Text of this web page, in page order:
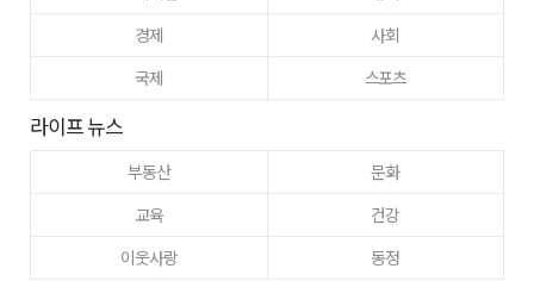
경제
사회
국제
스포츠
라이프 뉴스
부동산
문화
교육
건강
이웃사랑
동정